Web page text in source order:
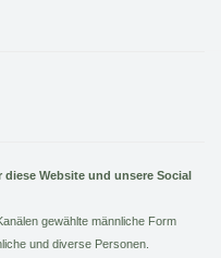
Website und unsere Social
gewählte männliche Form
und diverse Personen.